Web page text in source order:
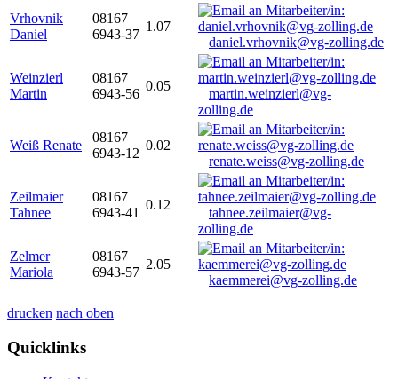
Vrhovnik
Daniel
08167
6943-37
1.07
daniel.vrhovnik@vg-zolling.de
Weinzierl
Martin
08167
6943-56
0.05
martin.weinzierl@vg-
zolling.de
Weiß Renate
08167
6943-12
0.02
renate.weiss@vg-zolling.de
Zeilmaier
Tahnee
08167
6943-41
0.12
tahnee.zeilmaier@vg-
zolling.de
Zelmer
Mariola
08167
6943-57
2.05
kaemmerei@vg-zolling.de
drucken nach oben
Quicklinks